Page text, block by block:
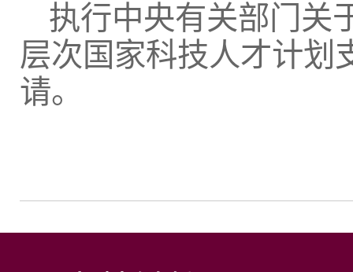
执行中央有关部门关
层次国家科技人才计划
请。